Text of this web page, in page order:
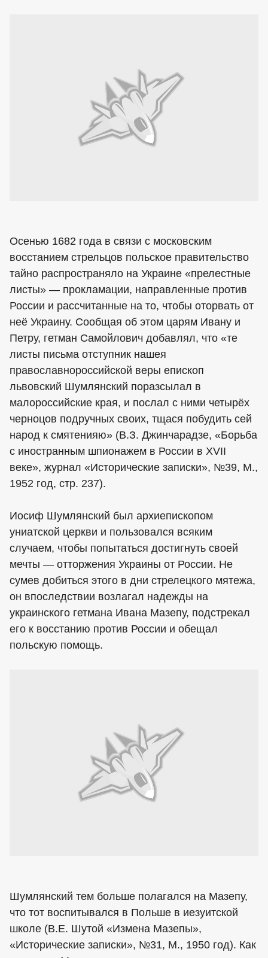
Осенью 1682 года в связи с московским
восстанием стрельцов польское правительство
тайно распространяло на Украине «прелестные
листы» — прокламации, направленные против
России и рассчитанные на то, чтобы оторвать от
неё Украину. Сообщая об этом царям Ивану и
Петру, гетман Самойлович добавлял, что «те
листы письма отступник нашея
православнороссийской веры епископ
львовский Шумлянский поразсылал в
малороссийские края, и послал с ними четырёх
черноцов подручных своих, тщася побудить сей
народ к смятенияю» (В.З. Джинчарадзе, «Борьба
с иностранным шпионажем в России в XVII
веке», журнал «Исторические записки», №39, М.,
1952 год, стр. 237).
Иосиф Шумлянский был архиепископом
униатской церкви и пользовался всяким
случаем, чтобы попытаться достигнуть своей
мечты — отторжения Украины от России. Не
сумев добиться этого в дни стрелецкого мятежа,
он впоследствии возлагал надежды на
украинского гетмана Ивана Мазепу, подстрекал
его к восстанию против России и обещал
польскую помощь.
Шумлянский тем больше полагался на Мазепу,
что тот воспитывался в Польше в иезуитской
школе (В.Е. Шутой «Измена Мазепы»,
«Исторические записки», №31, М., 1950 год). Как